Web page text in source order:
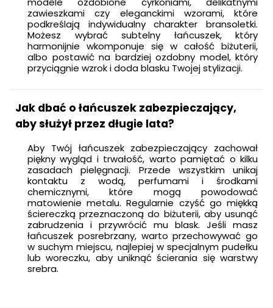
zawieszkami czy eleganckimi wzorami, które
podkreślają indywidualny charakter bransoletki.
Możesz wybrać subtelny łańcuszek, który
harmonijnie wkomponuje się w całość biżuterii,
albo postawić na bardziej ozdobny model, który
przyciągnie wzrok i doda blasku Twojej stylizacji.
Jak dbać o łańcuszek zabezpieczający,
aby służył przez długie lata?
Aby Twój łańcuszek zabezpieczający zachował
piękny wygląd i trwałość, warto pamiętać o kilku
zasadach pielęgnacji. Przede wszystkim unikaj
kontaktu z wodą, perfumami i środkami
chemicznymi, które mogą powodować
matowienie metalu. Regularnie czyść go miękką
ściereczką przeznaczoną do biżuterii, aby usunąć
zabrudzenia i przywrócić mu blask. Jeśli masz
łańcuszek posrebrzany, warto przechowywać go
w suchym miejscu, najlepiej w specjalnym pudełku
lub woreczku, aby uniknąć ścierania się warstwy
srebra.